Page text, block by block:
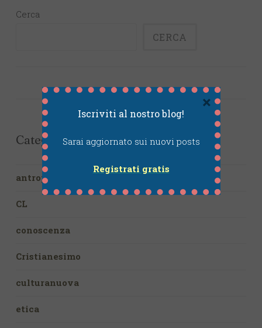
Cerca
CERCA
Categories
antropologia
CL
conoscenza
Cristianesimo
culturanuova
etica
Iscriviti al nostro blog!
Sarai aggiornato sui nuovi posts
Registrati gratis
×